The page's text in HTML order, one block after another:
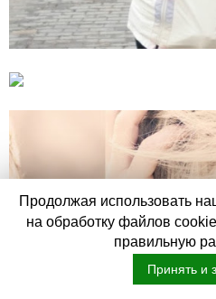
Продолжая использовать
на обработку файлов
правильную
Принять и